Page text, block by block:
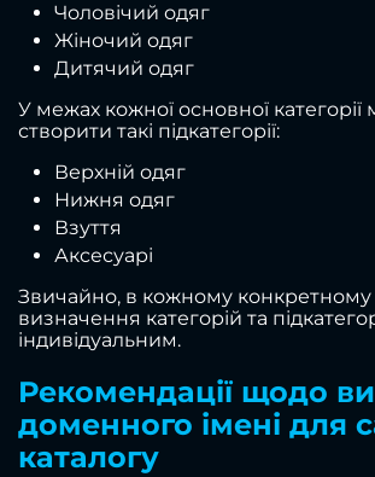
Чоловічий одяг
Жіночий одяг
Дитячий одяг
У межах кожної основної
створити такі підкатегорії:
Верхній одяг
Нижня одяг
Взуття
Аксесуарі
Звичайно, в кожному конкретному
визначення категорій та
індивідуальним.
Рекомендації щодо
доменного імені для
каталогу